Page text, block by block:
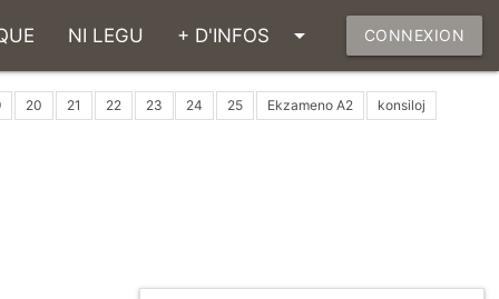
CONNEXION
NI LEGU + D'INFOS arrow_drop_down
20 21 22 23 24 25 Ekzameno A2 konsiloj